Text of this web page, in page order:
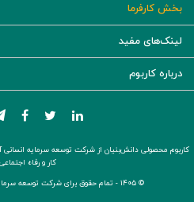
بخش کارفرما
لینک‌های مفید
درباره کاربوم
کاربوم محصولی دانش‌بنیان از شرکت توسعه سرمایه انسانی
کار و رفاه
© ۱۴۰۵ -
تمام حقوق برای شرکت توسعه